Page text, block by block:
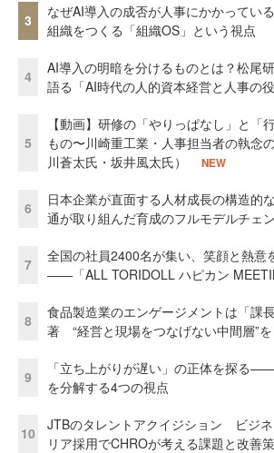
3
なぜAI導入の成否が人事にかかってい
組織をつくる「組織OS」という視点
4
AI導入の明暗を分けるものとは？松尾
語る「AI時代の人的資本経営と人事の役
5
【動画】研修の「やりっぱなし」と「
もの〜川崎重工業・人事担当者の執念
川蒼太氏・坂井風太氏）
NEW
6
日本企業が直面する人材成長の構造
通が取り組んだ育成のフルモデルチェ
7
全国の社員2400名が集い、笑顔と熱意
――「ALL TORIDOLL ハピカン
8
食品製造業のエンゲージメントは「課
著 “経営と現場をつなげない中間層”を
9
「立ち上がりが遅い」の正体を探る
を分解する4つの視点
10
JTBのタレントアクイジション ビジ
リア採用でCHROが考える課題と改善策